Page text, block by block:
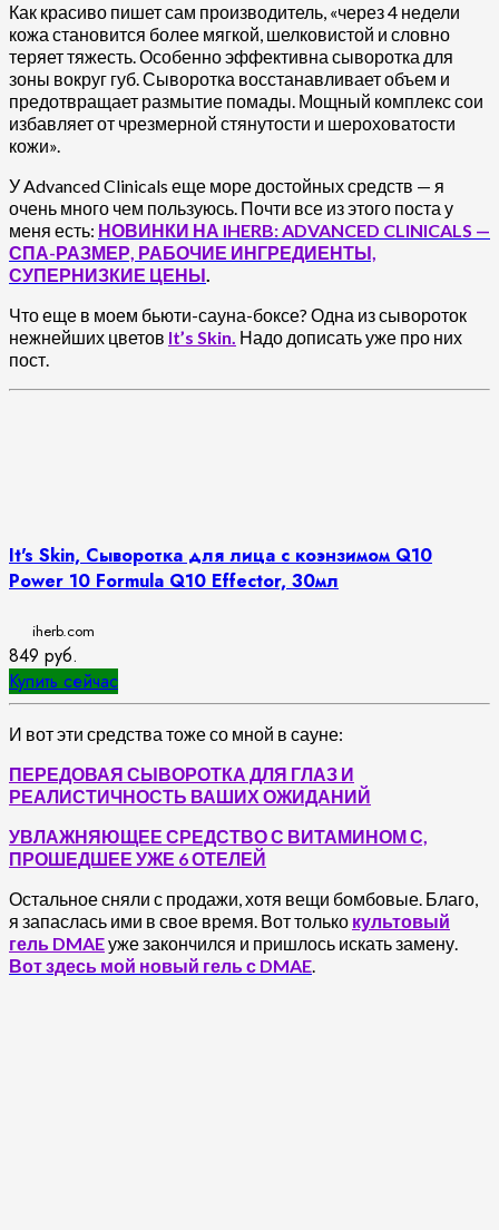
Как красиво пишет сам производитель, «через 4 недели
кожа становится более мягкой, шелковистой и словно
теряет тяжесть. Особенно эффективна сыворотка для
зоны вокруг губ. Сыворотка восстанавливает объем и
предотвращает размытие помады. Мощный комплекс сои
избавляет от чрезмерной стянутости и шероховатости
кожи».
У Advanced Clinicals еще море достойных средств — я
очень много чем пользуюсь. Почти все из этого поста у
меня есть: НОВИНКИ НА IHERB: ADVANCED CLINICALS —
СПА-РАЗМЕР, РАБОЧИЕ ИНГРЕДИЕНТЫ,
СУПЕРНИЗКИЕ ЦЕНЫ.
Что еще в моем бьюти-сауна-боксе? Одна из сывороток
нежнейших цветов It’s Skin. Надо дописать уже про них
пост.
It's Skin, Сыворотка для лица с коэнзимом Q10
Power 10 Formula Q10 Effector, 30мл
iherb.com
849 руб.
Купить сейчас
И вот эти средства тоже со мной в сауне:
ПЕРЕДОВАЯ СЫВОРОТКА ДЛЯ ГЛАЗ И
РЕАЛИСТИЧНОСТЬ ВАШИХ ОЖИДАНИЙ
УВЛАЖНЯЮЩЕЕ СРЕДСТВО С ВИТАМИНОМ С,
ПРОШЕДШЕЕ УЖЕ 6 ОТЕЛЕЙ
Остальное сняли с продажи, хотя вещи бомбовые. Благо,
я запаслась ими в свое время. Вот только культовый
гель DMAEуже закончился и пришлось искать замену.
Вот здесь мой новый гель с DMAE.